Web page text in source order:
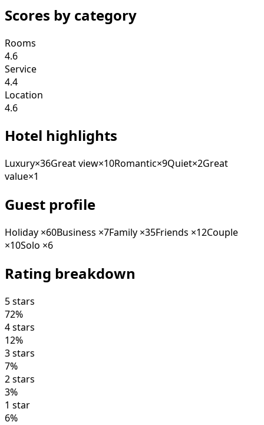
Scores by category
Rooms
4.6
Service
4.4
Location
4.6
Hotel highlights
Luxury×36Great view×10Romantic×9Quiet×2Great
value×1
Guest profile
Holiday ×60Business ×7Family ×35Friends ×12Couple
×10Solo ×6
Rating breakdown
5 stars
72%
4 stars
12%
3 stars
7%
2 stars
3%
1 star
6%